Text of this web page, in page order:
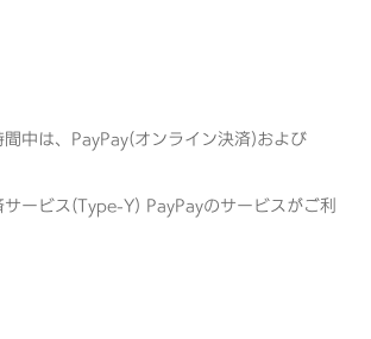
間中は、PayPay(オンライン決済)および
ービス(Type-Y) PayPayのサービスがご利